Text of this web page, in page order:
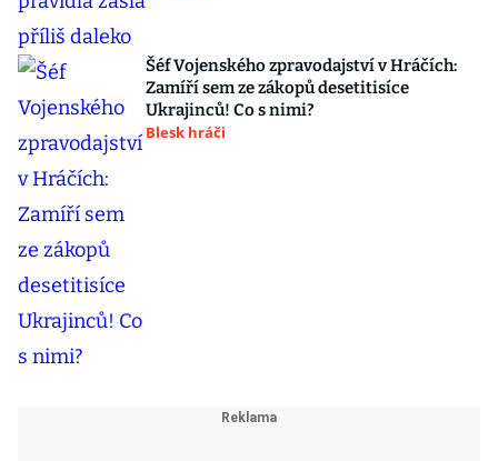
Šéf Vojenského zpravodajství v Hráčích:
Zamíří sem ze zákopů desetitisíce
Ukrajinců! Co s nimi?
Blesk hráči